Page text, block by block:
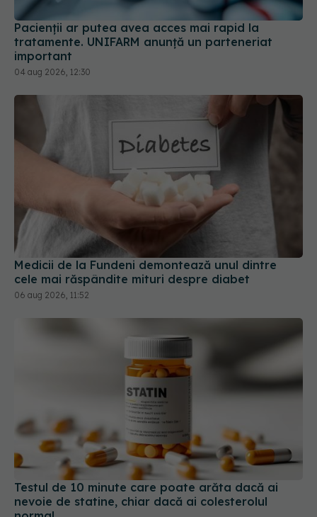
Pacienții ar putea avea acces mai rapid la
tratamente. UNIFARM anunță un parteneriat
important
04 aug 2026, 12:30
Medicii de la Fundeni demontează unul dintre
cele mai răspândite mituri despre diabet
06 aug 2026, 11:52
Testul de 10 minute care poate arăta dacă ai
nevoie de statine, chiar dacă ai colesterolul